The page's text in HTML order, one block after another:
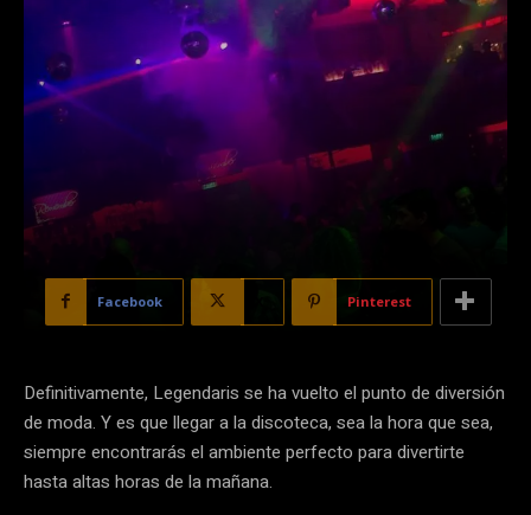
Facebook Pinterest
Definitivamente, Legendaris se ha vuelto el punto de diversión
de moda. Y es que llegar a la discoteca, sea la hora que sea,
siempre encontrarás el ambiente perfecto para divertirte
hasta altas horas de la mañana.